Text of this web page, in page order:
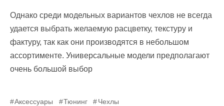
Однако среди модельных вариантов чехлов не всегда
удается выбрать желаемую расцветку, текстуру и
фактуру, так как они производятся в небольшом
ассортименте. Универсальные модели предполагают
очень большой выбор
Аксессуары Тюнинг Чехлы